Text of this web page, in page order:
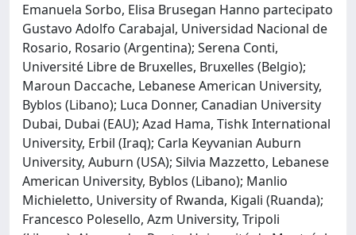
Emanuela Sorbo, Elisa Brusegan Hanno partecipato
Gustavo Adolfo Carabajal, Universidad Nacional de
Rosario, Rosario (Argentina); Serena Conti,
Université Libre de Bruxelles, Bruxelles (Belgio);
Maroun Daccache, Lebanese American University,
Byblos (Libano); Luca Donner, Canadian University
Dubai, Dubai (EAU); Azad Hama, Tishk International
University, Erbil (Iraq); Carla Keyvanian Auburn
University, Auburn (USA); Silvia Mazzetto, Lebanese
American University, Byblos (Libano); Manlio
Michieletto, University of Rwanda, Kigali (Ruanda);
Francesco Polesello, Azm University, Tripoli